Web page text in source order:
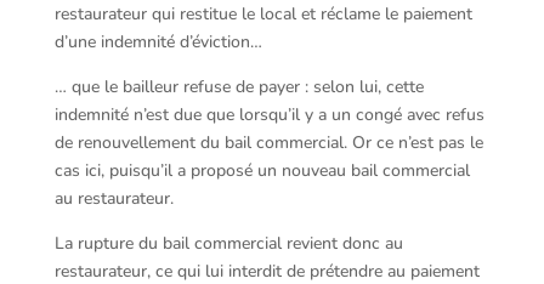
restaurateur qui restitue le local et réclame le paiement
d’une indemnité d’éviction…
… que le bailleur refuse de payer : selon lui, cette
indemnité n’est due que lorsqu’il y a un congé avec refus
de renouvellement du bail commercial. Or ce n’est pas le
cas ici, puisqu’il a proposé un nouveau bail commercial
au restaurateur.
La rupture du bail commercial revient donc au
restaurateur, ce qui lui interdit de prétendre au paiement